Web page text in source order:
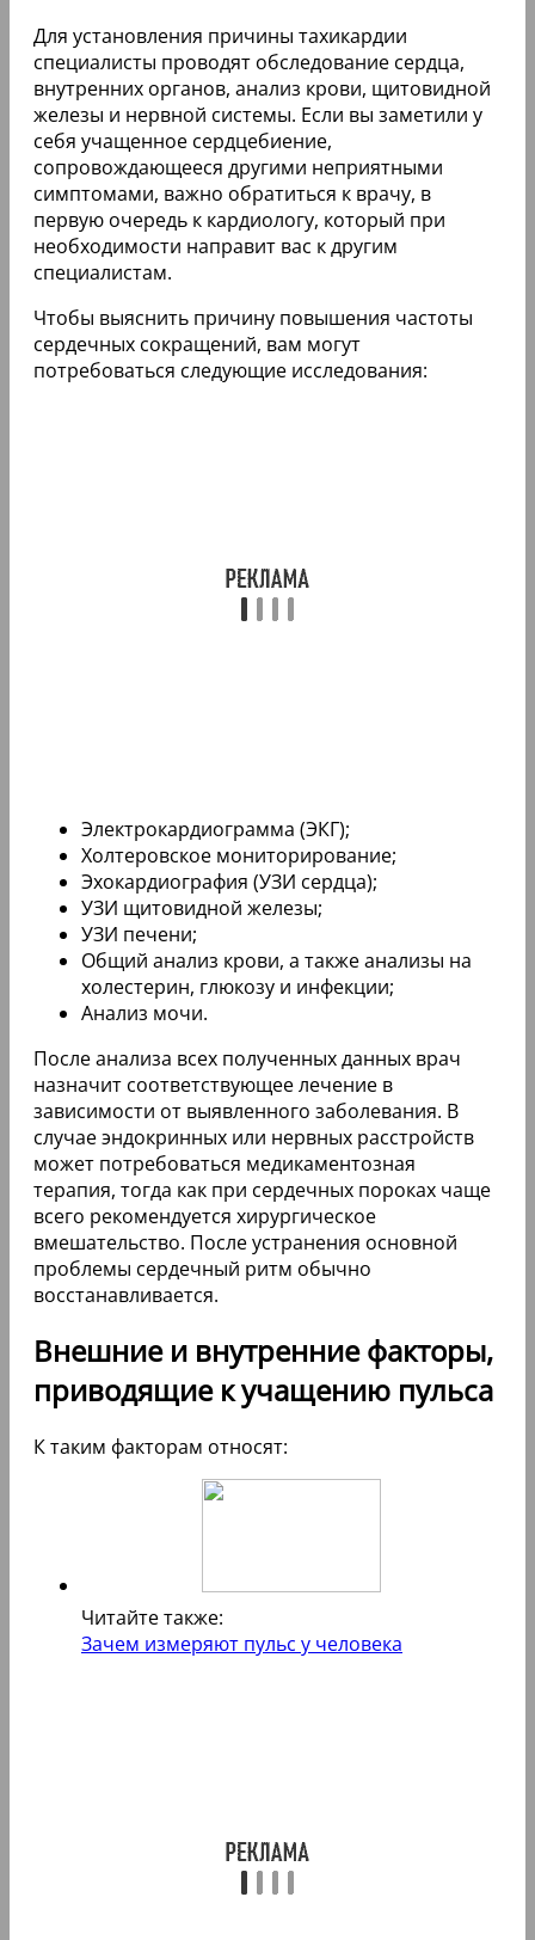
Для установления причины тахикардии
специалисты проводят обследование сердца,
внутренних органов, анализ крови, щитовидной
железы и нервной системы. Если вы заметили у
себя учащенное сердцебиение,
сопровождающееся другими неприятными
симптомами, важно обратиться к врачу, в
первую очередь к кардиологу, который при
необходимости направит вас к другим
специалистам.
Чтобы выяснить причину повышения частоты
сердечных сокращений, вам могут
потребоваться следующие исследования:
Электрокардиограмма (ЭКГ);
Холтеровское мониторирование;
Эхокардиография (УЗИ сердца);
УЗИ щитовидной железы;
УЗИ печени;
Общий анализ крови, а также анализы на
холестерин, глюкозу и инфекции;
Анализ мочи.
После анализа всех полученных данных врач
назначит соответствующее лечение в
зависимости от выявленного заболевания. В
случае эндокринных или нервных расстройств
может потребоваться медикаментозная
терапия, тогда как при сердечных пороках чаще
всего рекомендуется хирургическое
вмешательство. После устранения основной
проблемы сердечный ритм обычно
восстанавливается.
Внешние и внутренние факторы,
приводящие к учащению пульса
К таким факторам относят:
Читайте также:
Зачем измеряют пульс у человека